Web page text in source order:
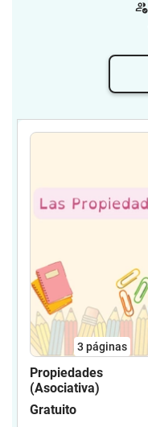
3 páginas
Propiedades
(Asociativa)
Gratuito